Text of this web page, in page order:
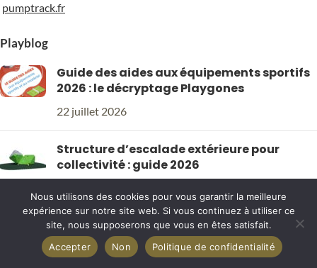
pumptrack.fr
Playblog
Guide des aides aux équipements sportifs
2026 : le décryptage Playgones
22 juillet 2026
Structure d’escalade extérieure pour
collectivité : guide 2026
PLAYGONES 2026
Nous utilisons des cookies pour vous garantir la meilleure
expérience sur notre site web. Si vous continuez à utiliser ce
site, nous supposerons que vous en êtes satisfait.
Accepter
Non Politique de confidentialité